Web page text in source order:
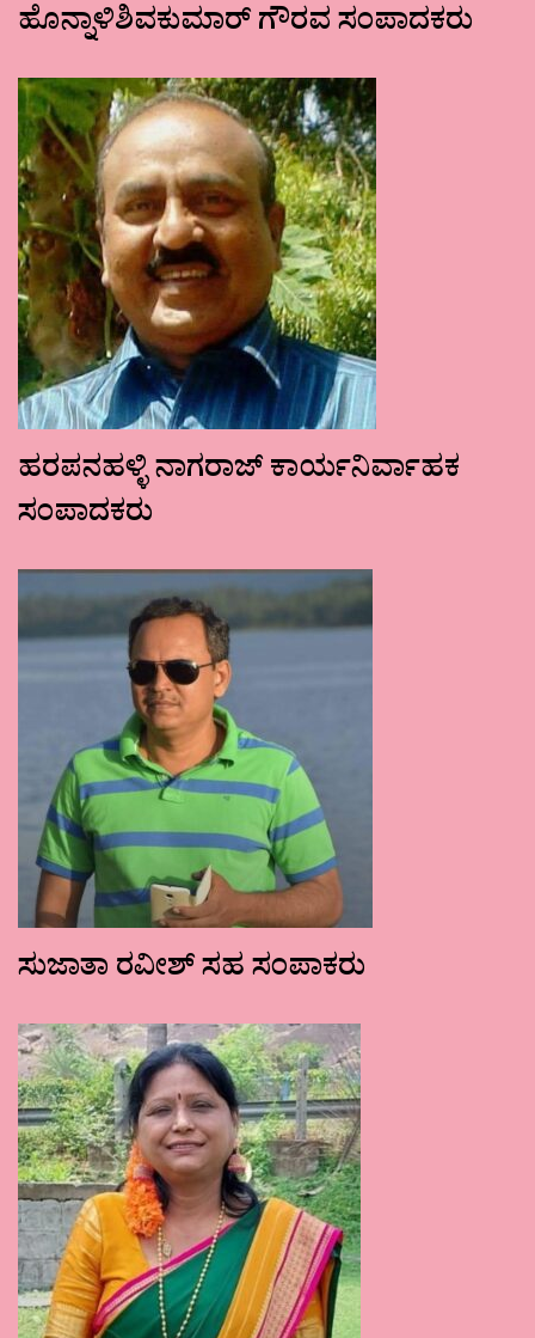
ಹೊನ್ನಾಳಿಶಿವಕುಮಾರ್ ಗೌರವ ಸಂಪಾದಕರು
ಹರಪನಹಳ್ಳಿ ನಾಗರಾಜ್ ಕಾರ್ಯನಿರ್ವಾಹಕ
ಸಂಪಾದಕರು
ಸುಜಾತಾ ರವೀಶ್ ಸಹ ಸಂಪಾಕರು